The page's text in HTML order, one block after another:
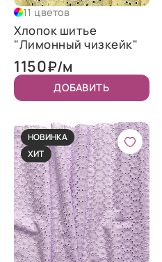
11 цветов
Хлопок шитье
"Лимонный чизкейк"
1150₽/м
ДОБАВИТЬ
НОВИНКА
ХИТ